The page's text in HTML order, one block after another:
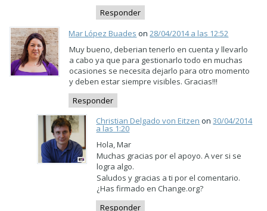
Responder
Mar López Buades on28/04/2014 a las 12:52
Muy bueno, deberian tenerlo en cuenta y llevarlo
a cabo ya que para gestionarlo todo en muchas
ocasiones se necesita dejarlo para otro momento
y deben estar siempre visibles. Gracias!!!
Responder
Christian Delgado von Eitzen on30/04/2014
a las 1:20
Hola, Mar
Muchas gracias por el apoyo. A ver si se
logra algo.
Saludos y gracias a ti por el comentario.
¿Has firmado en Change.org?
Responder